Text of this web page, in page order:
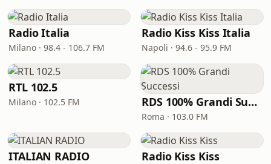
Radio Italia
Milano · 98.4 - 106.7 FM
Radio Kiss Kiss Italia
Napoli · 94.6 - 95.9 FM
RTL 102.5
Milano · 102.5 FM RDS 100% Grandi Successi
Roma · 103.0 FM
ITALIAN RADIO Radio Kiss Kiss